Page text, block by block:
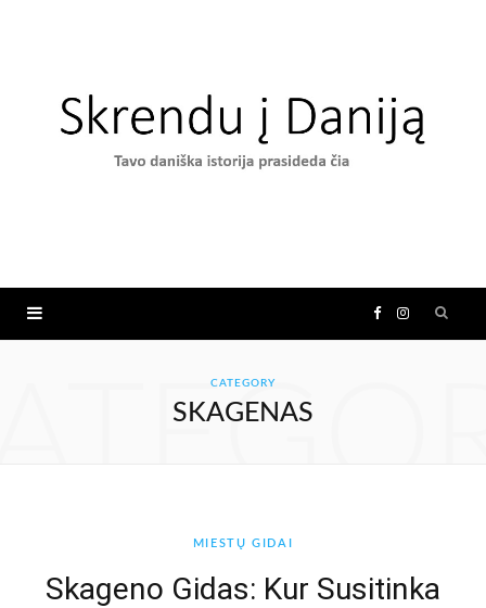
F I
CATEGORY
SKAGENAS
MIESTŲ GIDAI
Skageno Gidas: Kur Susitinka